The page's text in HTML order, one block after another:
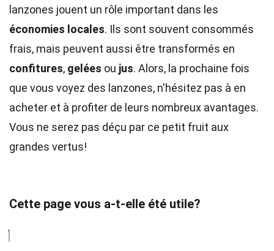
lanzones jouent un rôle important dans les
économies locales. Ils sont souvent consommés
frais, mais peuvent aussi être transformés en
confitures, gelées ou jus. Alors, la prochaine fois
que vous voyez des lanzones, n'hésitez pas à en
acheter et à profiter de leurs nombreux avantages.
Vous ne serez pas déçu par ce petit fruit aux
grandes vertus!
Cette page vous a-t-elle été utile?